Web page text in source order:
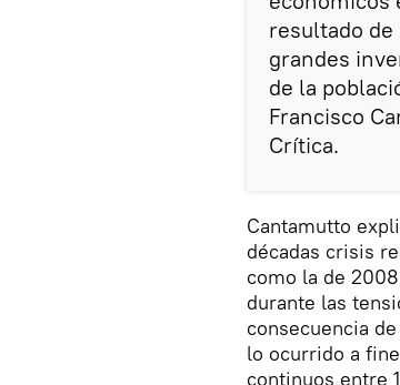
resultado
grandes
de la
Francisco
Crítica.
Cantamutto
décadas crisis
como la de
durante las
consecuencia
lo ocurrido a
continuos entre